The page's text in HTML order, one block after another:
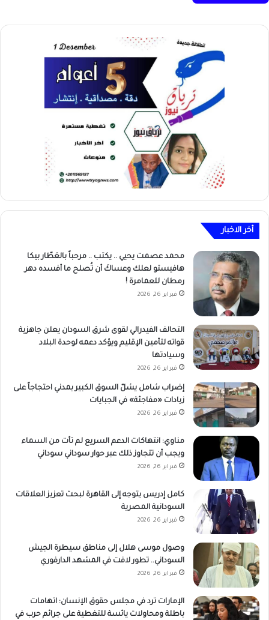
أخر الاخبار
محمد عصمت يحيي .. يكتب .. مرحباً بالعَطّار بيكا
هافيستو لعلك وعساكَ أن تُصلح ما أفسده دهر
رمطان للعمامرة !
فبراير 26, 2026
التحالف الفيدرالي لقوى شرق السودان يعلن جاهزية
قواته لتأمين الإقليم ويؤكد دعمه لوحدة البلاد
وسيادتها
فبراير 26, 2026
إضراب شامل يشلّ السوق الكبير بمدني احتجاجاً على
زيادات «مفاجئة» في الجبايات
فبراير 26, 2026
مناوي: انتهاكات الدعم السريع لم تأت من السماء
ويجب أن تتجاوز ذلك عبر حوار سوداني سوداني
فبراير 26, 2026
كامل إدريس يتوجه إلى القاهرة لبحث تعزيز العلاقات
السودانية المصرية
فبراير 26, 2026
وصول موسى هلال إلى مناطق سيطرة الجيش
السوداني.. تطور لافت في المشهد الدارفوري
فبراير 26, 2026
الإمارات ترد في مجلس حقوق الإنسان: اتهامات
باطلة ومحاولات يائسة للتغطية على جرائم حرب في